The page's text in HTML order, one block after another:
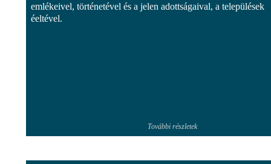
emlékeivel, történetével és a jelen adottságaival, a települések
éeltével.
További részletek